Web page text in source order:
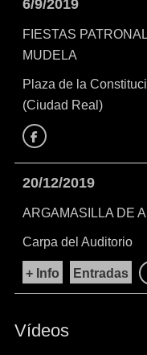
6/9/2019
FIESTAS
MUDELA
Plaza de la
(Ciudad Real)
Facebook
20/12/2019
ARGAMASILLA DE
Carpa del Auditorio
+ Info Entradas
Vídeos